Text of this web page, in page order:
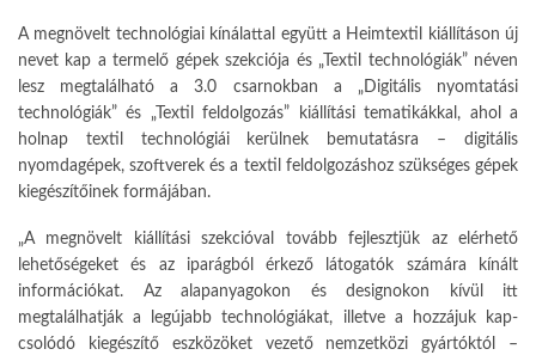
A megnövelt technológiai kínálat­tal együtt a Heimtextil kiállításon új
nevet kap a termelő gépek szekció­ja és „Textil technológiák” néven
lesz megtalálható a 3.0 csarnokban a „Di­gitális nyomtatási
technológiák” és „Textil feldolgozás” kiállítási temati­kákkal, ahol a
holnap textil technoló­giái kerülnek bemutatásra – digitális
nyomdagépek, szoftverek és a textil feldolgozáshoz szükséges gépek
ki­egészítőinek formájában.
„A megnövelt kiállítási szekcióval to­vább fejlesztjük az elérhető
lehetősé­geket és az iparágból érkező látoga­tók számára kínált
információkat. Az alapanyagokon és designokon kívül itt
megtalálhatják a legújabb tech­nológiákat, illetve a hozzájuk kap­
csolódó kiegészítő eszközöket vezető nemzetközi gyártóktól –